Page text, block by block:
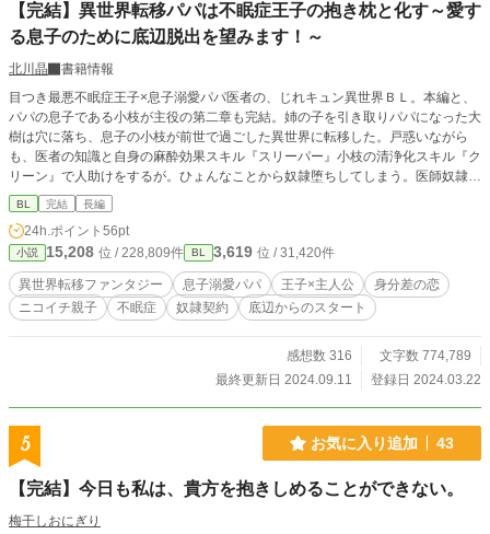
【完結】異世界転移パパは不眠症王子の抱き枕と化す～愛す
る息子のために底辺脱出を望みます！～
北川晶
書籍情報
目つき最悪不眠症王子×息子溺愛パパ医者の、じれキュン異世界ＢＬ。本編と、
パパの息子である小枝が主役の第二章も完結。姉の子を引き取りパパになった大
樹は穴に落ち、息子の小枝が前世で過ごした異世界に転移した。戸惑いながら
も、医者の知識と自身の麻酔効果スキル『スリーパー』小枝の清浄化スキル『ク
リーン』で人助けをするが。ひょんなことから奴隷堕ちしてしまう。医師奴隷と
して戦場の最前線に送られる大樹と小枝。そこで傷病人を治療しまくっていた
が、第二王子ディオンの治療もすることに。だが重度の不眠症だった王子はスリ
ーパーを欲しがり、大樹を所有奴隷にする。大きな身分差の中でふたりは徐々に
距離を縮めていくが…。異世界履修済み息子とパパが底辺から抜け出すために頑
張ります。大樹は奴隷の身から脱出できるのか？ そしてディオンはニコイチ親
子を攻略できるのか？
BL 完結 長編
24h.ポイント 56pt
小説 15,208 位 / 228,809件 BL 3,619 位 / 31,420件
異世界転移ファンタジー 息子溺愛パパ 王子×主人公
身分差の恋
ニコイチ親子
不眠症 奴隷契約 底辺からのスタート
感想数 316
文字数 774,789
最終更新日 2024.09.11
登録日 2024.03.22
5 お気に入り追加 43
【完結】今日も私は、貴方を抱きしめることができない。
梅干しおにぎり